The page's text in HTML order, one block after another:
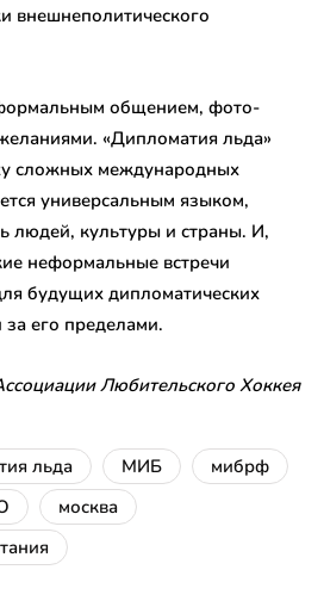
внешнеполитического
общением, фото-
«Дипломатия льда»
сложных международных
универсальным языком,
людей, культуры и страны. И,
неформальные встречи
будущих дипломатических
его пределами.
Любительского Хоккея
льда МИБ
мибрф
москва